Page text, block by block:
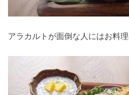
アラカルトが面倒な人にはお料